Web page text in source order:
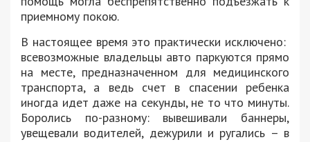
приемному покою.
В настоящее время это практически исключено:
всевозможные владельцы авто паркуются прямо
на месте, предназначенном для медицинского
транспорта, а ведь счет в спасении ребенка
иногда идет даже на секунды, не то что минуты.
Боролись по-разному: вывешивали баннеры,
увещевали водителей, дежурили и ругались – в